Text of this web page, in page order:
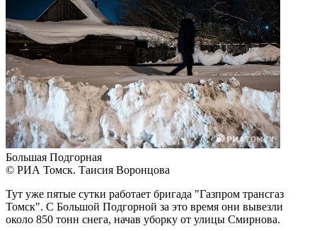
Большая Подгорная
© РИА Томск. Таисия Воронцова
Тут уже пятые сутки работает бригада "Газпром трансгаз
Томск". С Большой Подгорной за это время они вывезли
около 850 тонн снега, начав уборку от улицы Смирнова.